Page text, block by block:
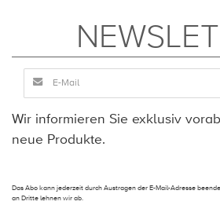
Wir informieren Sie exklusiv
neue Produkte.
Das Abo kann jederzeit durch Austragen der E-Mail-Adresse
an Dritte lehnen wir ab.